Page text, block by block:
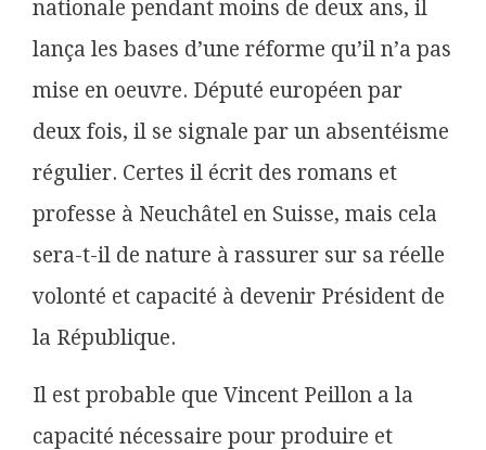
nationale pendant moins de deux ans, il
lança les bases d’une réforme qu’il n’a pas
mise en oeuvre. Député européen par
deux fois, il se signale par un absentéisme
régulier. Certes il écrit des romans et
professe à Neuchâtel en Suisse, mais cela
sera-t-il de nature à rassurer sur sa réelle
volonté et capacité à devenir Président de
la République.
Il est probable que Vincent Peillon a la
capacité nécessaire pour produire et